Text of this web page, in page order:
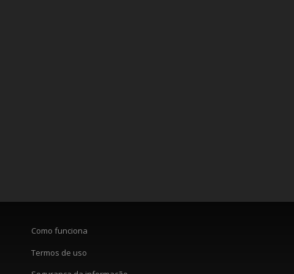
Como funciona
Termos de uso